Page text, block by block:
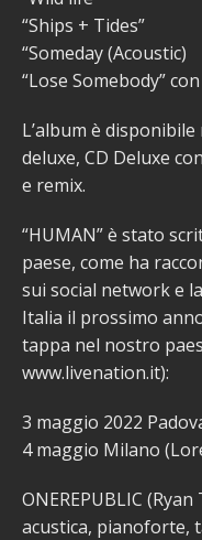
“Ships + Tides”
“Someday (Acoustic)
“Lose Somebody”
L’album è
deluxe, CD Deluxe
e remix.
“HUMAN” è stato
paese, come ha
sui social network e
Italia il prossimo
tappa nel nostro
www.livenation.it):
3 maggio 2022
4 maggio Milano
ONEREPUBLIC
acustica, pianoforte,